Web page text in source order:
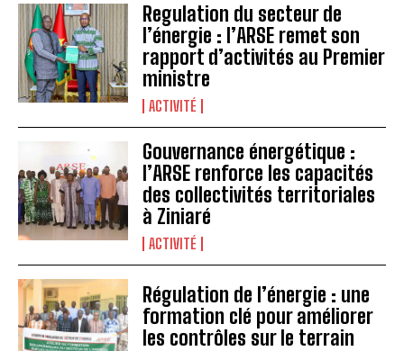
Regulation du secteur de
l’énergie : l’ARSE remet son
rapport d’activités au Premier
ministre
ACTIVITÉ
Gouvernance énergétique :
l’ARSE renforce les capacités
des collectivités territoriales
à Ziniaré
ACTIVITÉ
Régulation de l’énergie : une
formation clé pour améliorer
les contrôles sur le terrain